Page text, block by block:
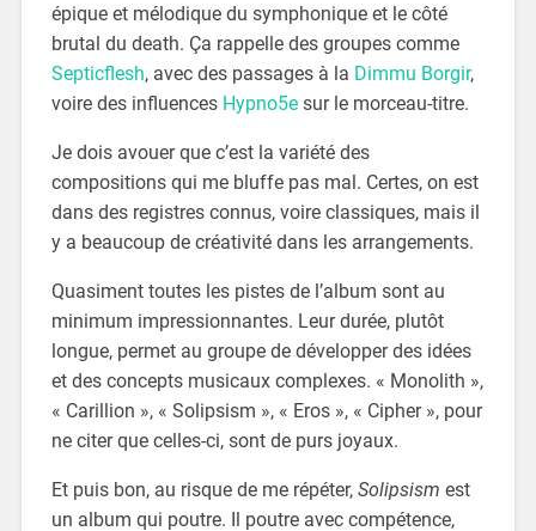
épique et mélodique du symphonique et le côté
brutal du death. Ça rappelle des groupes comme
Septicflesh, avec des passages à la Dimmu Borgir,
voire des influences Hypno5esur le morceau-titre.
Je dois avouer que c’est la variété des
compositions qui me bluffe pas mal. Certes, on est
dans des registres connus, voire classiques, mais il
y a beaucoup de créativité dans les arrangements.
Quasiment toutes les pistes de l’album sont au
minimum impressionnantes. Leur durée, plutôt
longue, permet au groupe de développer des idées
et des concepts musicaux complexes. « Monolith »,
« Carillion », « Solipsism », « Eros », « Cipher », pour
ne citer que celles-ci, sont de purs joyaux.
Et puis bon, au risque de me répéter, Solipsism est
un album qui poutre. Il poutre avec compétence,